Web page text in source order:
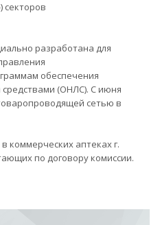
секторов
разработана для
обеспечения
(ОНЛС). С июня
сетью в
коммерческих аптеках г.
по договору комиссии.